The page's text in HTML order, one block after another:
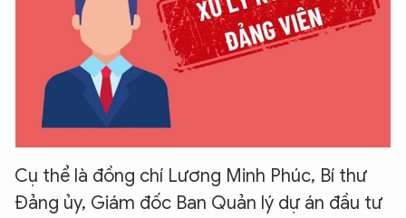
Cụ thể là đồng chí Lương Minh Phúc, Bí thư
Đảng ủy, Giám đốc Ban Quản lý dự án đầu tư